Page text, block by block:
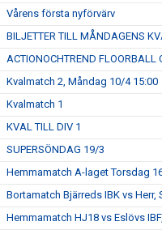
Vårens första nyförvärv
BILJETTER TILL MÅNDAGENS
ACTIONOCHTREND FLOORBALL
Kvalmatch 2, Måndag 10/4 15:00
Kvalmatch 1
KVAL TILL DIV 1
SUPERSÖNDAG 19/3
Hemmamatch A-laget Torsdag
Bortamatch Bjärreds IBK vs Herr,
Hemmamatch HJ18 vs Eslövs